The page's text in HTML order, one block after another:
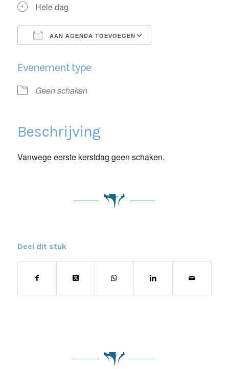
Hele dag
AAN AGENDA TOEVOEGEN
Evenement type
Geen schaken
Beschrijving
Vanwege eerste kerstdag geen schaken.
Deel dit stuk